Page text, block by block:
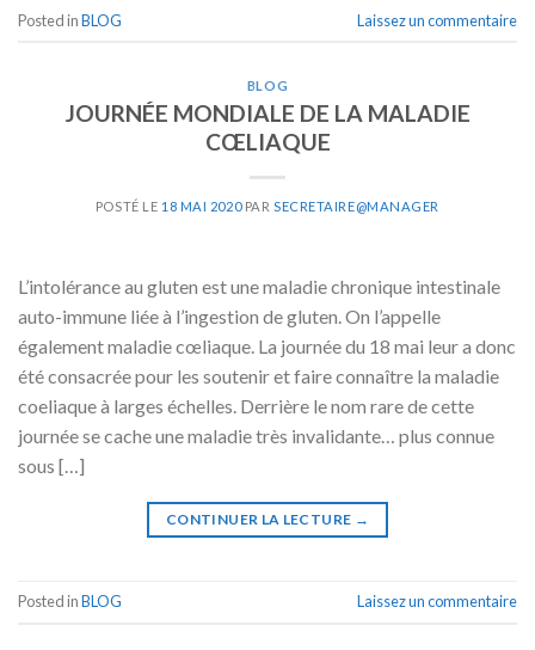
Posted inBLOG Laissez un commentaire
BLOG
JOURNÉE MONDIALE DE LA MALADIE
CŒLIAQUE
POSTÉ LE 18 MAI 2020PAR SECRETAIRE@MANAGER
L’intolérance au gluten est une maladie chronique intestinale
auto-immune liée à l’ingestion de gluten. On l’appelle
également maladie cœliaque. La journée du 18 mai leur a donc
été consacrée pour les soutenir et faire connaître la maladie
coeliaque à larges échelles. Derrière le nom rare de cette
journée se cache une maladie très invalidante… plus connue
sous […]
CONTINUER LA LECTURE →
Posted inBLOG Laissez un commentaire